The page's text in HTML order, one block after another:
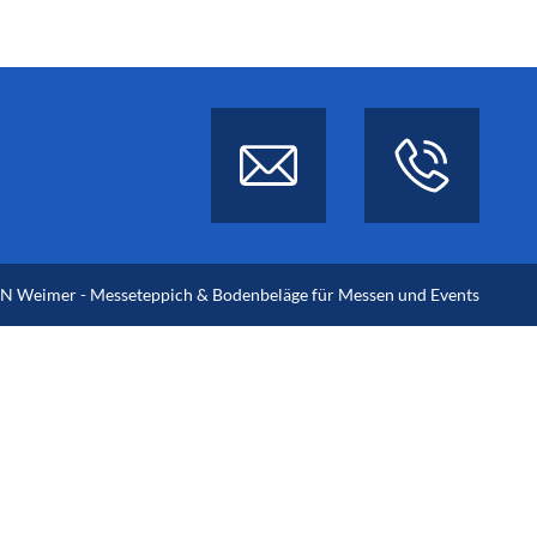
Weimer - Messeteppich & Bodenbeläge für Messen und Events